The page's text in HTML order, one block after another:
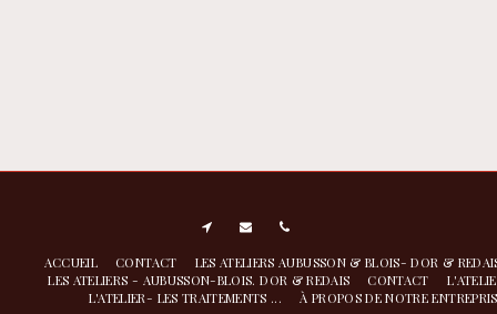
ACCUEIL CONTACT
LES ATELIERS AUBUSSON & BLOIS- DOR &
LES ATELIERS - AUBUSSON-BLOIS. DOR & REDAIS
CONTACT
L'ATELIER- LES TRAITEMENTS ...
À PROPOS DE NOTRE